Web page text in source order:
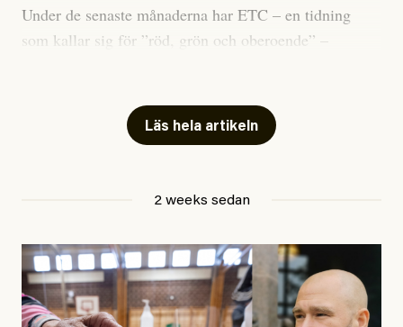
Under de senaste månaderna har ETC – en tidning
som kallar sig för ”röd, grön och oberoende” –
skriver för? Vad betyder det att vara en ”röd, grön och
oberoende” tidning? Och vad är egentligen bra
utpekas som israelisk infiltratör”. Enligt ingressen
handlar artikeln om en person vars ”bakgrund skapar
splittring och oro i rörelsen”. Problemet är att artikeln
Läs hela artikeln
2 weeks sedan